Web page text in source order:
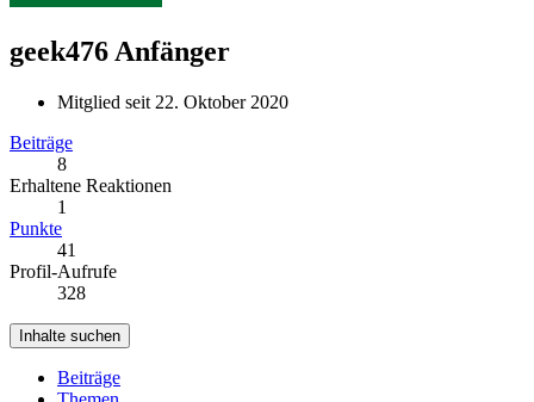
geek476 Anfänger
Mitglied seit 22. Oktober 2020
Beiträge
8
Erhaltene Reaktionen
1
Punkte
41
Profil-Aufrufe
328
Inhalte suchen
Beiträge